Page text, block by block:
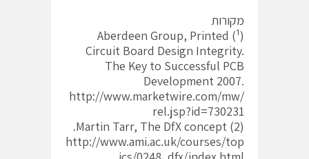
מקורות
(¹) Aberdeen Group, Printed
Circuit Board Design Integrity.
The Key to Successful PCB
Development 2007.
http://www.marketwire.com/mw/
rel.jsp?id=730231
(2) Martin Tarr, The DfX concept.
http://www.ami.ac.uk/courses/top